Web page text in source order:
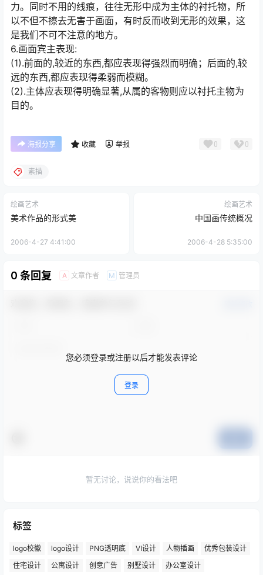
力。同时不用的线痕，往往无形中成为主体的衬托物，所
以不但不擦去无害于画面，有时反而收到无形的效果，这
是我们不可不注意的地方。
6.画面宾主表现:
(1).前面的,较近的东西,都应表现得强烈而明确；后面的,较
远的东西,都应表现得柔弱而模糊。
(2).主体应表现得明确显著,从属的客物则应以衬托主物为
目的。
海报分享 收藏 举报 0 0
素描
绘画艺术
美术作品的形式美
2006-4-27 4:41:00
绘画艺术
中国画传统概况
2006-4-28 5:35:00
0 条回复 A 文章作者 M 管理员
您必须登录或注册以后才能发表评论
登录
暂无讨论，说说你的看法吧
标签
logo校徽 logo设计 PNG透明底 VI设计 人物插画
优秀包装设计
住宅设计
公寓设计 创意广告 别墅设计 办公室设计